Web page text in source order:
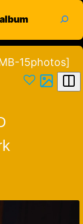
album
15photos]